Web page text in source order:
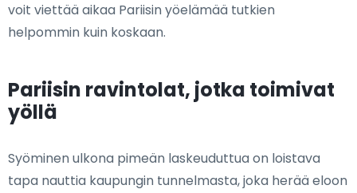
voit viettää aikaa Pariisin yöelämää tutkien
helpommin kuin koskaan.
Pariisin ravintolat, jotka toimivat
yöllä
Syöminen ulkona pimeän laskeuduttua on loistava
tapa nauttia kaupungin tunnelmasta, joka herää eloon